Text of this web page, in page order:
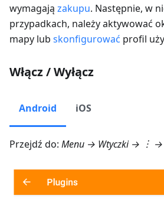
wymagają zakupu. Następnie, w
przypadkach, należy aktywować
mapy lub skonfigurować profil
Włącz / Wyłącz
Android iOS
Przejdź do: Menu → Wtyczki→ ︙ →